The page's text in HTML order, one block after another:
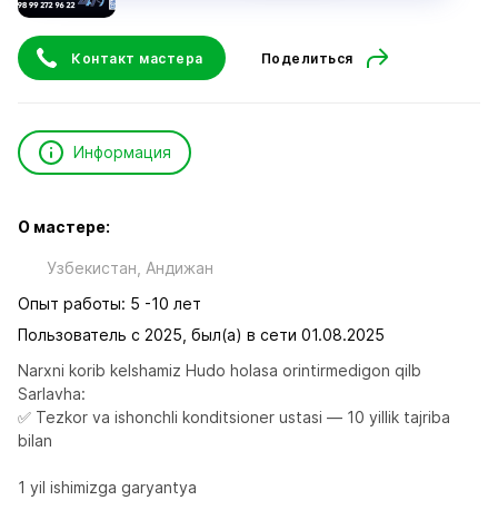
Контакт мастера Поделиться
Информация
О мастере:
Узбекистан, Андижан
Опыт работы: 5 -10 лет
Пользователь с 2025, был(а) в сети 01.08.2025
Narxni korib kelshamiz Hudo holasa orintirmedigon qilb
Sarlavha:
✅ Tezkor va ishonchli konditsioner ustasi — 10 yillik tajriba
bilan
1 yil ishimizga garyantya